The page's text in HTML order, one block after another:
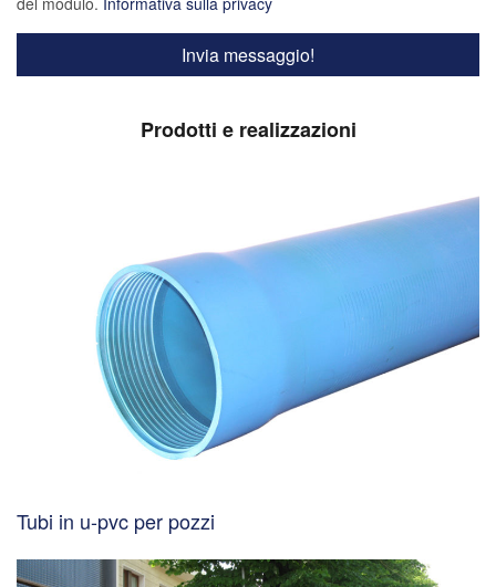
Prodotti e realizzazioni
Tubi in u-pvc per pozzi